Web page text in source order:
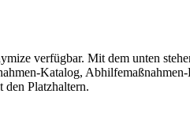
verfügbar. Mit dem unten
Katalog,
Platzhaltern.